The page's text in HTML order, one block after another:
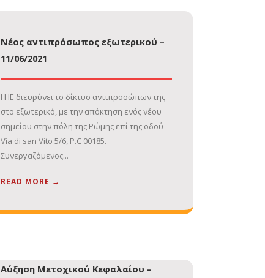
Νέος αντιπρόσωπος εξωτερικού –
11/06/2021
Η ΙΕ διευρύνει το δίκτυο αντιπροσώπων της
στο εξωτερικό, με την απόκτηση ενός νέου
σημείου στην πόλη της Ρώμης επί της οδού
Via di san Vito 5/6, P.C 00185.
Συνεργαζόμενος...
READ MORE →
Αύξηση Μετοχικού Κεφαλαίου –